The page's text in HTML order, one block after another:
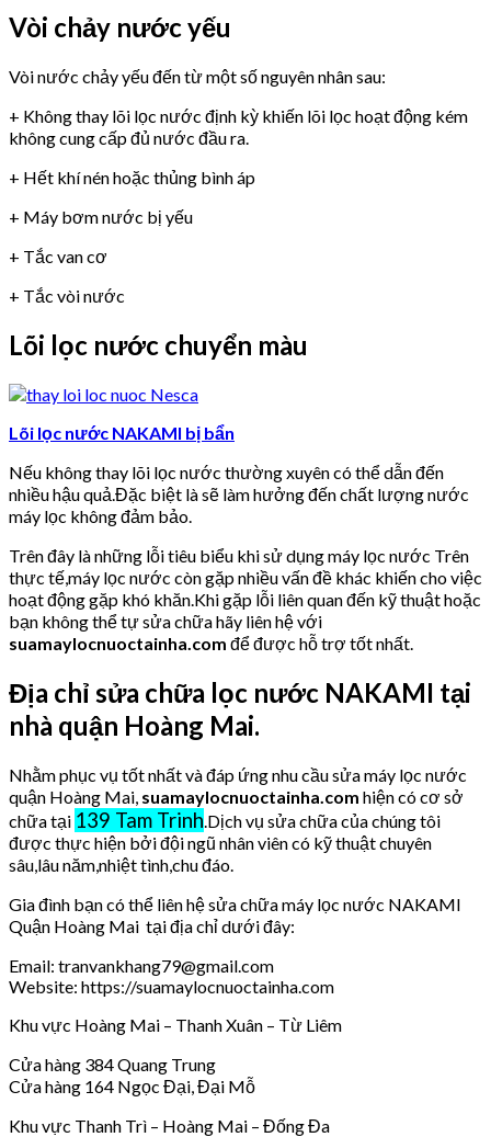
Vòi chảy nước yếu
Vòi nước chảy yếu đến từ một số nguyên nhân sau:
+ Không thay lõi lọc nước định kỳ khiến lõi lọc hoạt động kém
không cung cấp đủ nước đầu ra.
+ Hết khí nén hoặc thủng bình áp
+ Máy bơm nước bị yếu
+ Tắc van cơ
+ Tắc vòi nước
Lõi lọc nước chuyển màu
Lõi lọc nước NAKAMI bị bẩn
Nếu không thay lõi lọc nước thường xuyên có thể dẫn đến
nhiều hậu quả.Đặc biệt là sẽ làm hưởng đến chất lượng nước
máy lọc không đảm bảo.
Trên đây là những lỗi tiêu biểu khi sử dụng máy lọc nước Trên
thực tế,máy lọc nước còn gặp nhiều vấn đề khác khiến cho việc
hoạt động gặp khó khăn.Khi gặp lỗi liên quan đến kỹ thuật hoặc
bạn không thể tự sửa chữa hãy liên hệ với
suamaylocnuoctainha.com để được hỗ trợ tốt nhất.
Địa chỉ sửa chữa lọc nước NAKAMI tại
nhà quận Hoàng Mai.
Nhằm phục vụ tốt nhất và đáp ứng nhu cầu sửa máy lọc nước
quận Hoàng Mai, suamaylocnuoctainha.com hiện có cơ sở
chữa tại 139 Tam Trinh .Dịch vụ sửa chữa của chúng tôi
được thực hiện bởi đội ngũ nhân viên có kỹ thuật chuyên
sâu,lâu năm,nhiệt tình,chu đáo.
Gia đình bạn có thể liên hệ sửa chữa máy lọc nước NAKAMI
Quận Hoàng Mai tại địa chỉ dưới đây:
Email: tranvankhang79@gmail.com
Website: https://suamaylocnuoctainha.com
Khu vực Hoàng Mai – Thanh Xuân – Từ Liêm
Cửa hàng 384 Quang Trung
Cửa hàng 164 Ngọc Đại, Đại Mỗ
Khu vực Thanh Trì – Hoàng Mai – Đống Đa